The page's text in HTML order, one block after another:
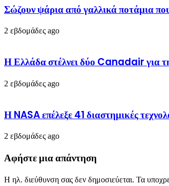
Σώζουν ψάρια από γαλλικά ποτάμια
2 εβδομάδες ago
Η Ελλάδα στέλνει δύο Canadair για
2 εβδομάδες ago
Η NASA επέλεξε 41 διαστημικές
2 εβδομάδες ago
Αφήστε μια απάντηση
Η ηλ. διεύθυνση σας δεν δημοσιεύεται. Τα